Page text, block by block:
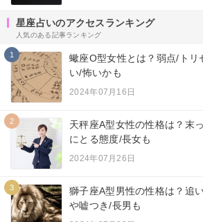
星座占いのアクセスランキング
人気のある記事ランキング
1
蠍座O型女性とは？弱点/トリ
い/怖いかも
2024年07月16日
2
天秤座A型女性の性格は？末
にとる態度/長女も
2024年07月26日
3
獅子座A型男性の性格は？追
や嘘つき/長男も